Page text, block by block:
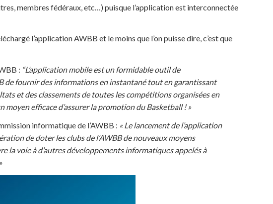
membres fédéraux, etc…) puisque l’application est interconnectée
l’application AWBB et le moins que l’onpuisse dire, c’est que
: “L’application mobile est un formidable outil de
de fournir des informations en instantané tout en garantissant
et des classements de toutes les compétitions organisées en
moyen efficace d’assurer la promotion du Basketball ! »
informatique de l’AWBB : « Le lancement de l’application
de doter les clubs de l’AWBB de nouveaux moyens
la voie à d’autres développements informatiques appelés à